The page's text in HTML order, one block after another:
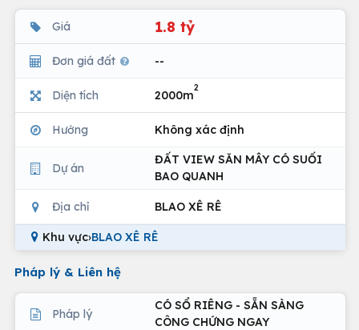
Giá 1.8 tỷ
Đơn giá đất --
Diện tích 2000m
2
Hướng Không xác định
Dự án
ĐẤT VIEW SĂN MÂY CÓ SUỐI
BAO QUANH
Địa chỉ BLAO XÊ RÊ
Khu vực›BLAO XÊ RÊ
Pháp lý & Liên hệ
Pháp lý
CÓ SỔ RIÊNG - SẴN SÀNG
CÔNG CHỨNG NGAY